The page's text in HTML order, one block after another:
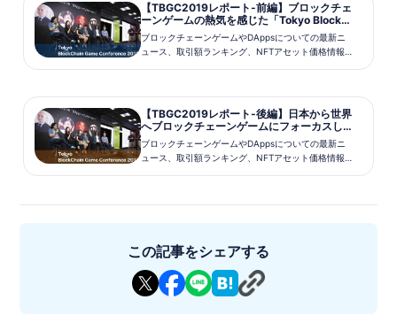
【TBGC2019レポート-前編】ブロックチェ
ーンゲームの熱気を感じた「Tokyo BlockC
hain Game Conference2019」 | ブロック
チェーンゲームインフォ-Blockcha...
ブロックチェーンゲームやDAppsについての最新ニ
ュース、取引額ランキング、NFTアセット価格情報
【TBGC2019レポート-後編】日本から世界
へブロックチェーンゲームにフォーカスし
たイベント「Tokyo BlockChain Game Con
ference2019」レポート | ブロックチェー
ン...
ブロックチェーンゲームやDAppsについての最新ニ
ュース、取引額ランキング、NFTアセット価格情報
この記事をシェアする